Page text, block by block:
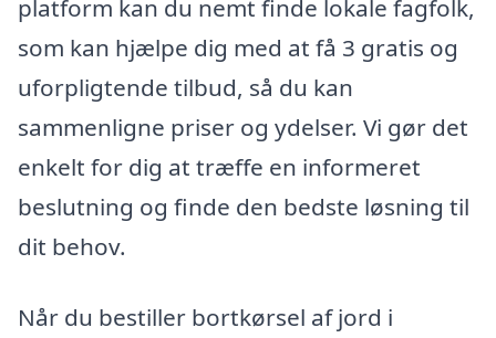
platform kan du nemt finde lokale fagfolk,
som kan hjælpe dig med at få 3 gratis og
uforpligtende tilbud, så du kan
sammenligne priser og ydelser. Vi gør det
enkelt for dig at træffe en informeret
beslutning og finde den bedste løsning til
dit behov.
Når du bestiller bortkørsel af jord i